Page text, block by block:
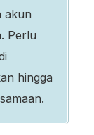
akun
Perlu
hingga